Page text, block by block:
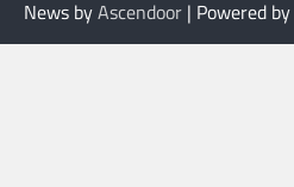
News byAscendoor | Powered by